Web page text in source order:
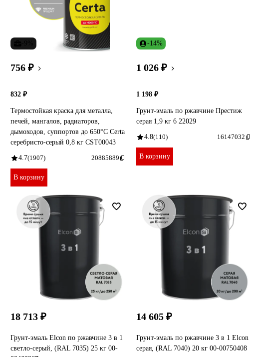
756 ₽
832 ₽
Термостойкая краска для металла,
печей, мангалов, радиаторов,
дымоходов, суппортов до 650°С Certa
серебристо-серый 0,8 кг CST00043
4.7(1907) 20885889
В корзину
-14%
1 026 ₽
1 198 ₽
Грунт-эмаль по ржавчине Престиж
серая 1,9 кг 6 22029
4.8(110) 16147032
В корзину
18 713 ₽
Грунт-эмаль Elcon по ржавчине 3 в 1
светло-серый, (RAL 7035) 25 кг 00-
14 605 ₽
Грунт-эмаль по ржавчине 3 в 1 Elcon
серая, (RAL 7040) 20 кг 00-00750408